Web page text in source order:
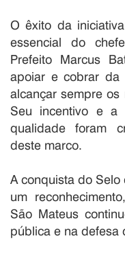
O êxito da
essencial do
Prefeito Marcus
apoiar e cobrar da
alcançar sempre
Seu incentivo e a
qualidade foram
deste marco.
A conquista do
um
São Mateus
pública e na defesa